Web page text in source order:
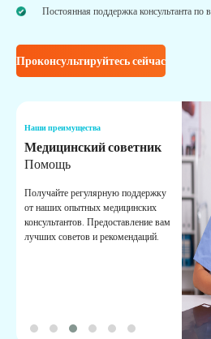
Постоянная поддержка консультанта по
Проконсультируйтесь сейчас
Наши преимущества
Медицинский советник
Помощь
Получайте регулярную поддержку
от наших опытных медицинских
консультантов. Предоставление вам
лучших советов и рекомендаций.